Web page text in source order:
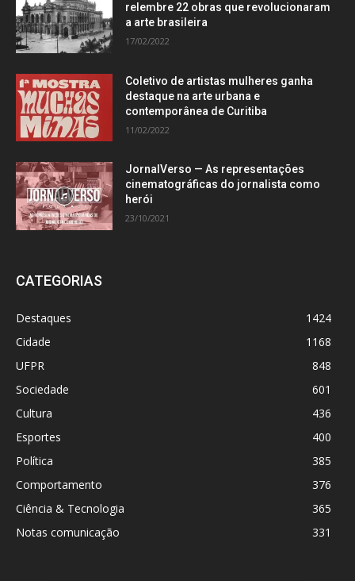
relembre 22 obras que revolucionaram
a arte brasileira
17/02/2022
Coletivo de artistas mulheres ganha
destaque na arte urbana e
contemporânea de Curitiba
11/02/2022
JornalVerso — As representações
cinematográficas do jornalista como
herói
23/10/2021
CATEGORIAS
Destaques
1424
Cidade
1168
UFPR
848
Sociedade
601
Cultura
436
Esportes
400
Política
385
Comportamento
376
Ciência & Tecnologia
365
Notas comunicação
331